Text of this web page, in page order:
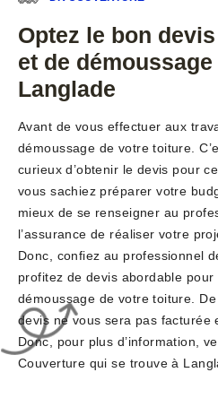
Optez le bon
et de
Langlade
Avant de vous effectuer aux
démoussage de votre toiture.
curieux d’obtenir le devis pour
vous sachiez préparer votre
mieux de se renseigner au
l’assurance de réaliser votre
Donc, confiez au professionnel
profitez de devis abordable
démoussage de votre toiture.
devis ne vous sera pas facturée
Donc, pour plus d’information,
Couverture qui se trouve à